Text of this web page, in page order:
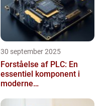
30 september 2025
Forståelse af PLC: En
essentiel komponent i
moderne